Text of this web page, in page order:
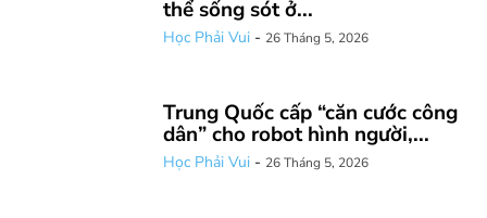
thể sống sót ở...
Học Phải Vui - 26 Tháng 5, 2026
Trung Quốc cấp “căn cước công
dân” cho robot hình người,...
Học Phải Vui - 26 Tháng 5, 2026